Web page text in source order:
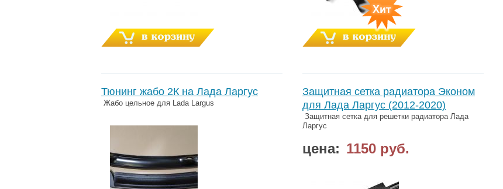
Тюнинг жабо 2К на Лада Ларгус
Жабо цельное для Lada Largus
Защитная сетка радиатора Эконом
для Лада Ларгус (2012-2020)
Защитная сетка для решетки радиатора Лада
Ларгус
цена: 1150 руб.